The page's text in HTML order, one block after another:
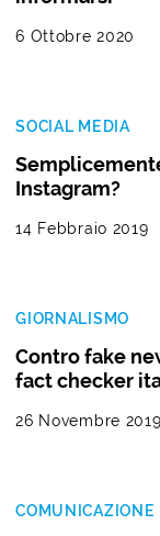
6 Ottobre 2020
SOCIAL MEDIA
Instagram?
14 Febbraio 2019
GIORNALISMO
Contro fake
fact checker
26 Novembre 2019
COMUNICAZIONE